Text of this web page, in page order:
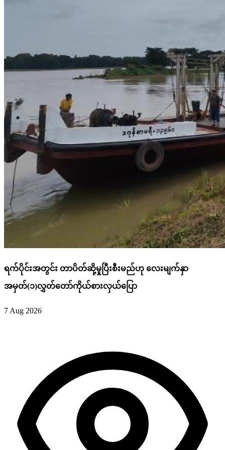
ရက်ပိုင်းအတွင်း တာပိတ်ဆို့မှုပြီးစီးမည်ဟု လေးမျက်နှာ
အမှတ်(၁)လွှတ်တော်ကိုယ်စားလှယ်ပြော
7 Aug 2026